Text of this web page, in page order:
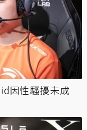
因性騷擾未成